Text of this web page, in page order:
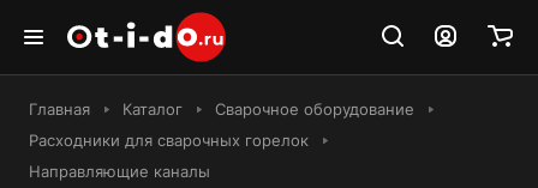
Главная Каталог
Сварочное оборудование
Расходники для сварочных горелок
Направляющие каналы